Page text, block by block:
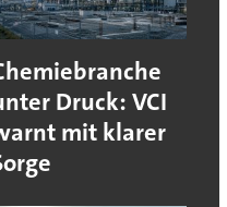
Druck: VCI
mit klarer